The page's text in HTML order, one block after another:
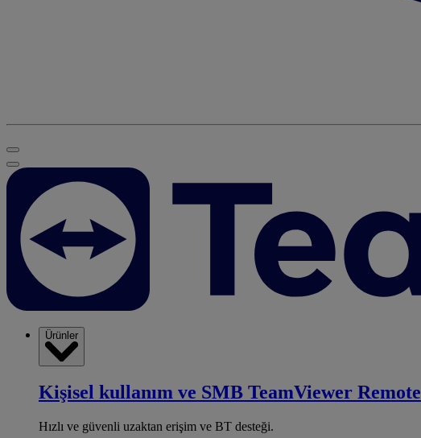
Ürünler
Kişisel kullanım ve SMB TeamViewer Remote
Hızlı ve güvenli uzaktan erişim ve BT desteği.